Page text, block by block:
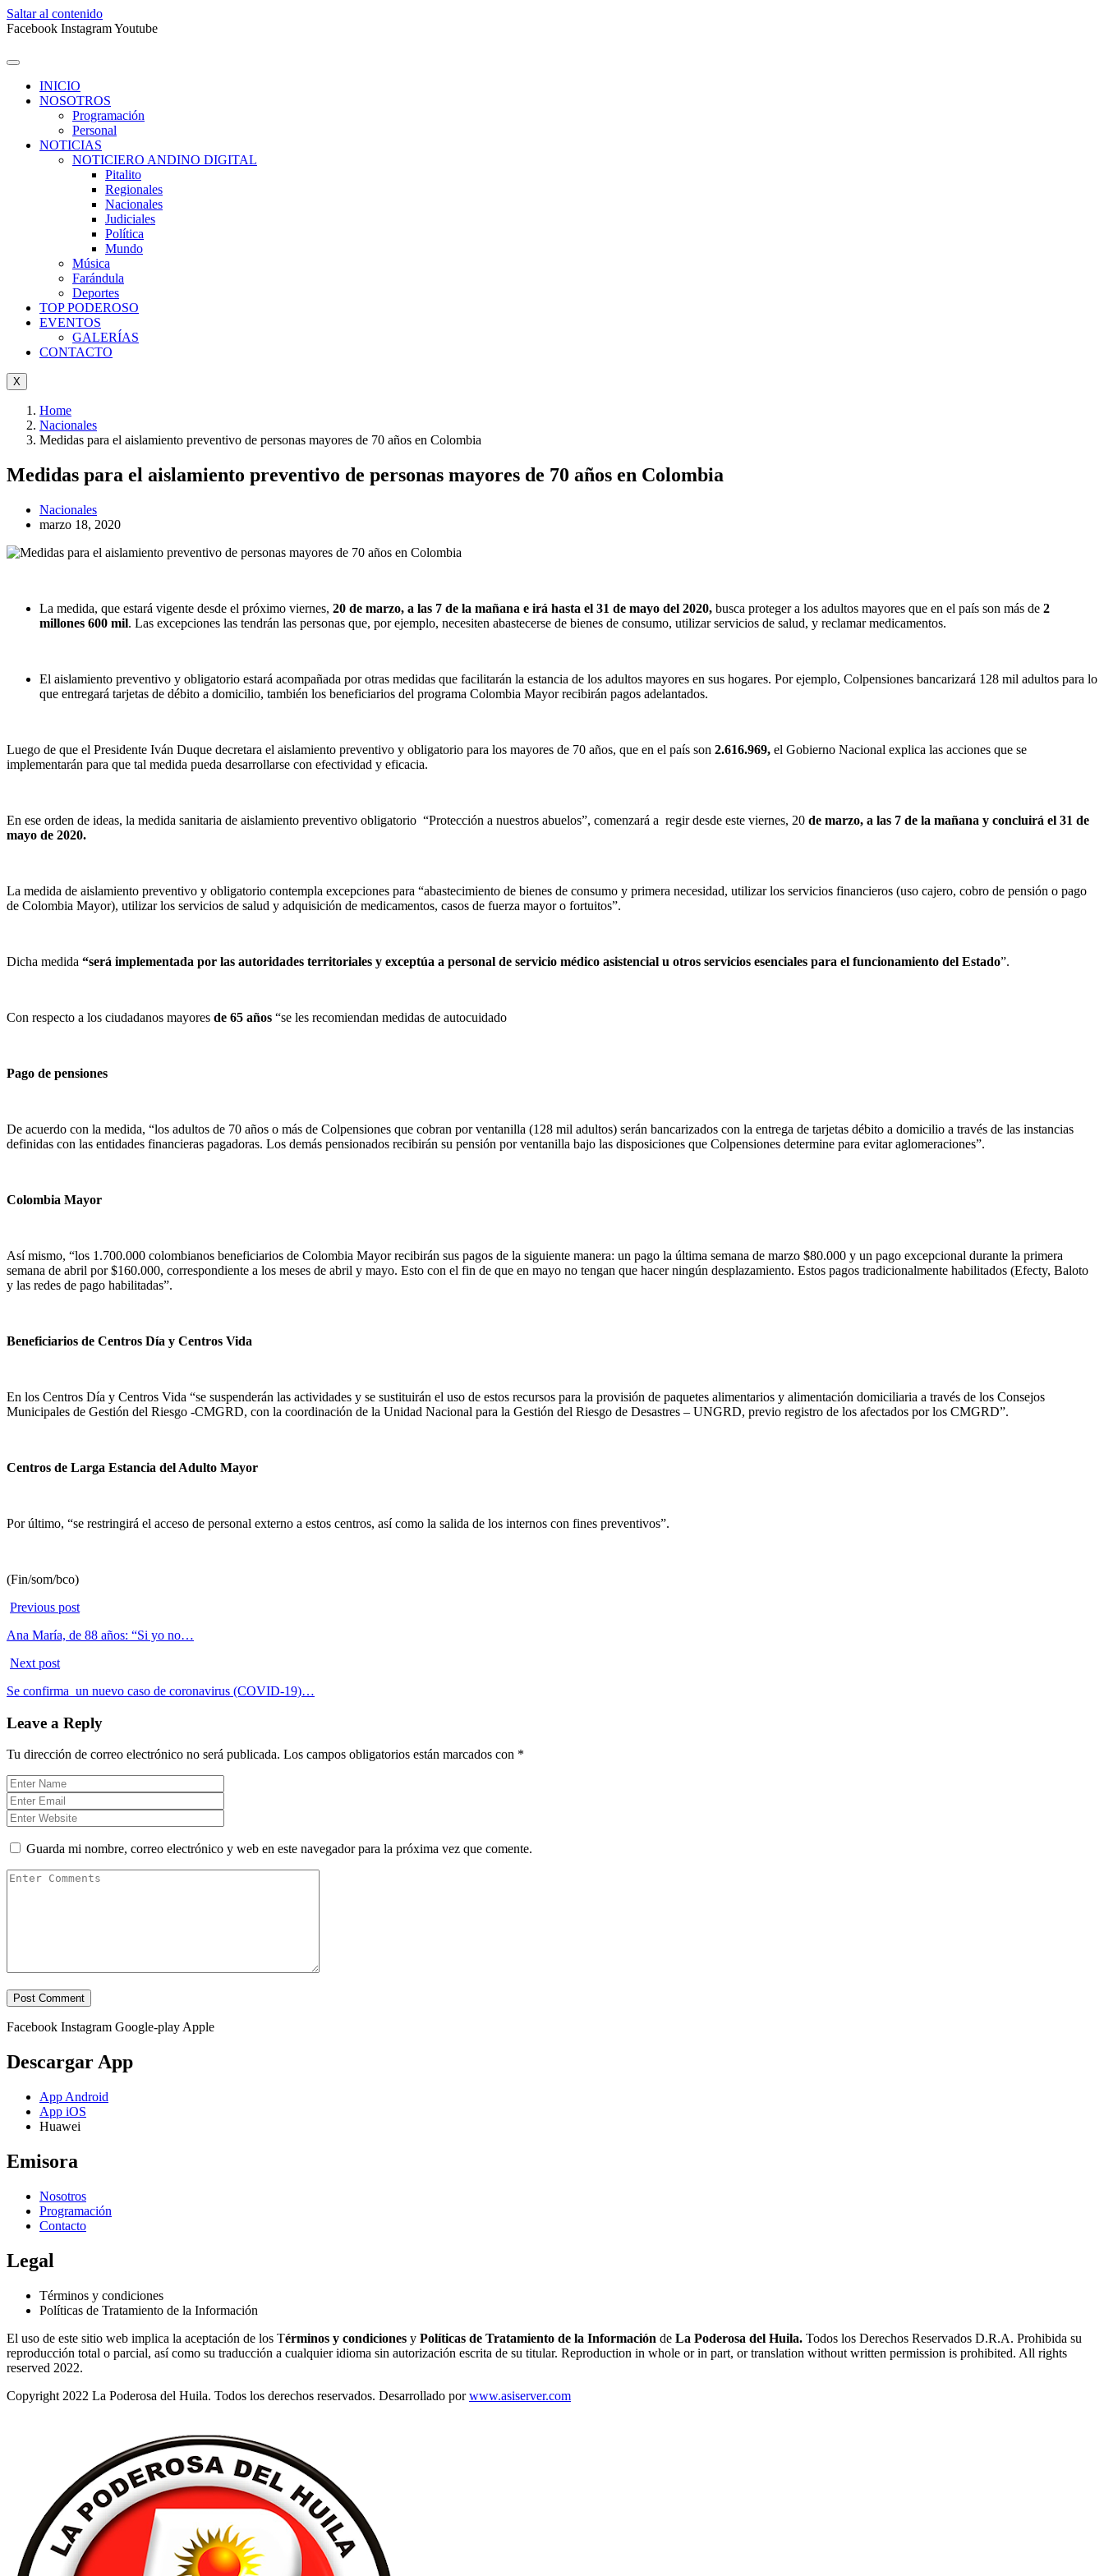
Saltar al contenido
Facebook InstagramYoutube
INICIO
NOSOTROS
Programación
Personal
NOTICIAS
NOTICIERO ANDINO DIGITAL
Pitalito
Regionales
Nacionales
Judiciales
Política
Mundo
Música
Farándula
Deportes
TOP PODEROSO
EVENTOS
GALERÍAS
CONTACTO
X
Home
Nacionales
Medidas para el aislamiento preventivo de personas mayores de 70 años en Colombia
Medidas para el aislamiento preventivo de personas mayores de 70 años en Colombia
Nacionales
marzo 18, 2020
La medida, que estará vigente desde el próximo viernes, 20 de marzo, a las 7 de la mañana e irá hasta el 31 de mayo del 2020, busca proteger a los adultos mayores que en el país son más de 2
millones 600 mil. Las excepciones las tendrán las personas que, por ejemplo, necesiten abastecerse de bienes de consumo, utilizar servicios de salud, y reclamar medicamentos.
El aislamiento preventivo y obligatorio estará acompañada por otras medidas que facilitarán la estancia de los adultos mayores en sus hogares. Por ejemplo, Colpensiones bancarizará 128 mil adultos para lo
que entregará tarjetas de débito a domicilio, también los beneficiarios del programa Colombia Mayor recibirán pagos adelantados.
Luego de que el Presidente Iván Duque decretara el aislamiento preventivo y obligatorio para los mayores de 70 años, que en el país son 2.616.969, el Gobierno Nacional explica las acciones que se
implementarán para que tal medida pueda desarrollarse con efectividad y eficacia.
En ese orden de ideas, la medida sanitaria de aislamiento preventivo obligatorio “Protección a nuestros abuelos”, comenzará a regir desde este viernes, 20 de marzo, a las 7 de la mañana y concluirá el 31 de
mayo de 2020.
La medida de aislamiento preventivo y obligatorio contempla excepciones para “abastecimiento de bienes de consumo y primera necesidad, utilizar los servicios financieros (uso cajero, cobro de pensión o pago
de Colombia Mayor), utilizar los servicios de salud y adquisición de medicamentos, casos de fuerza mayor o fortuitos”.
Dicha medida “será implementada por las autoridades territoriales y exceptúa a personal de servicio médico asistencial u otros servicios esenciales para el funcionamiento del Estado”.
Con respecto a los ciudadanos mayores de 65 años “se les recomiendan medidas de autocuidado
Pago de pensiones
De acuerdo con la medida, “los adultos de 70 años o más de Colpensiones que cobran por ventanilla (128 mil adultos) serán bancarizados con la entrega de tarjetas débito a domicilio a través de las instancias
definidas con las entidades financieras pagadoras. Los demás pensionados recibirán su pensión por ventanilla bajo las disposiciones que Colpensiones determine para evitar aglomeraciones”.
Colombia Mayor
Así mismo, “los 1.700.000 colombianos beneficiarios de Colombia Mayor recibirán sus pagos de la siguiente manera: un pago la última semana de marzo $80.000 y un pago excepcional durante la primera
semana de abril por $160.000, correspondiente a los meses de abril y mayo. Esto con el fin de que en mayo no tengan que hacer ningún desplazamiento. Estos pagos tradicionalmente habilitados (Efecty, Baloto
y las redes de pago habilitadas”.
Beneficiarios de Centros Día y Centros Vida
En los Centros Día y Centros Vida “se suspenderán las actividades y se sustituirán el uso de estos recursos para la provisión de paquetes alimentarios y alimentación domiciliaria a través de los Consejos
Municipales de Gestión del Riesgo -CMGRD, con la coordinación de la Unidad Nacional para la Gestión del Riesgo de Desastres – UNGRD, previo registro de los afectados por los CMGRD”.
Centros de Larga Estancia del Adulto Mayor
Por último, “se restringirá el acceso de personal externo a estos centros, así como la salida de los internos con fines preventivos”.
(Fin/som/bco)
Previous post
Ana María, de 88 años: “Si yo no…
Next post
Se confirma un nuevo caso de coronavirus (COVID-19)…
Leave a Reply
Tu dirección de correo electrónico no será publicada. Los campos obligatorios están marcados con *
Guarda mi nombre, correo electrónico y web en este navegador para la próxima vez que comente.
Facebook Instagram Google-play Apple
Descargar App
App Android
App iOS
Huawei
Emisora
Nosotros
Programación
Contacto
Legal
Términos y condiciones
Políticas de Tratamiento de la Información
El uso de este sitio web implica la aceptación de los Términos y condiciones y Políticas de Tratamiento de la Información de La Poderosa del Huila. Todos los Derechos Reservados D.R.A. Prohibida su
reproducción total o parcial, así como su traducción a cualquier idioma sin autorización escrita de su titular. Reproduction in whole or in part, or translation without written permission is prohibited. All rights
reserved 2022.
Copyright 2022 La Poderosa del Huila. Todos los derechos reservados. Desarrollado porwww.asiserver.com